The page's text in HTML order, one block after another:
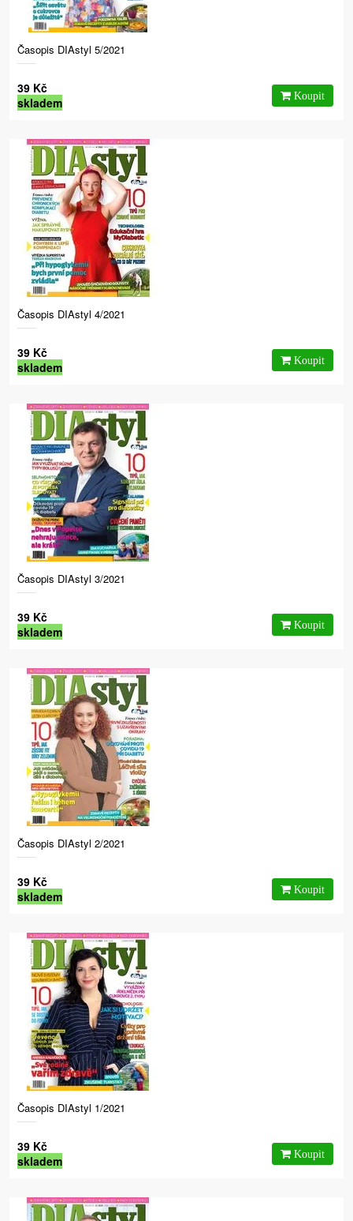
Časopis DIAstyl 5/2021
39 Kč
skladem
Časopis DIAstyl 4/2021
39 Kč
skladem
Časopis DIAstyl 3/2021
39 Kč
skladem
Časopis DIAstyl 2/2021
39 Kč
skladem
Časopis DIAstyl 1/2021
39 Kč
skladem